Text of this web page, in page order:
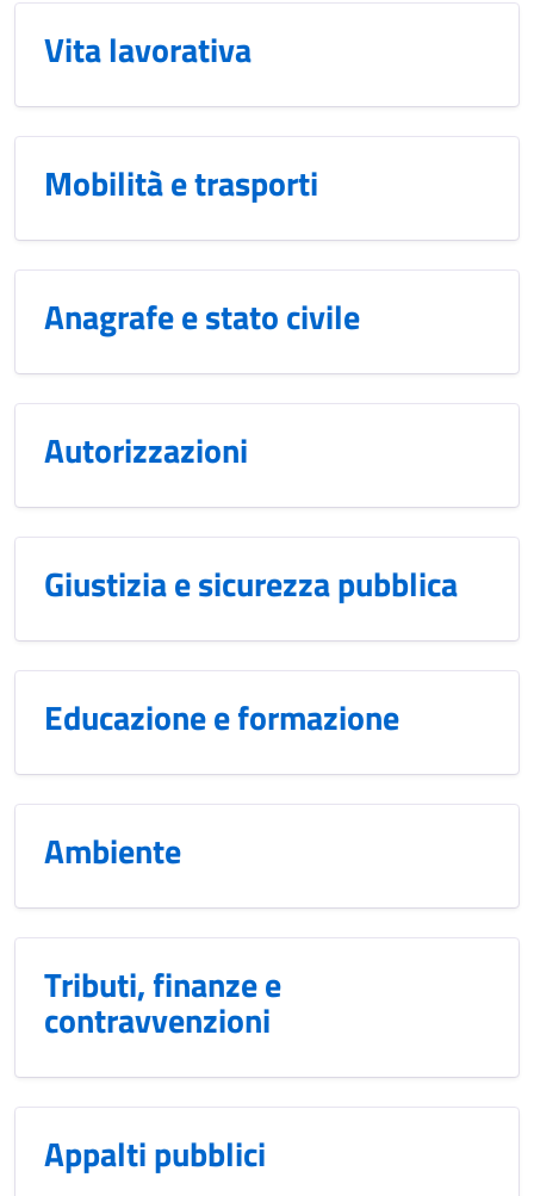
Vita lavorativa
Mobilità e trasporti
Anagrafe e stato civile
Autorizzazioni
Giustizia e sicurezza pubblica
Educazione e formazione
Ambiente
Tributi, finanze e
contravvenzioni
Appalti pubblici